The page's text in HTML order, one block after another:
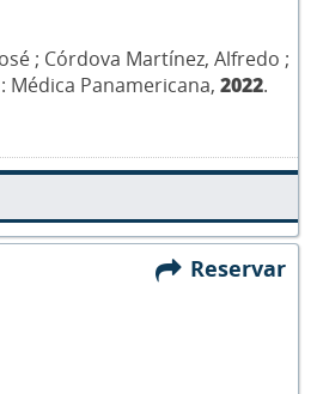
; Córdova Martínez, Alfredo ;
Médica Panamericana, 2022.
Reservar